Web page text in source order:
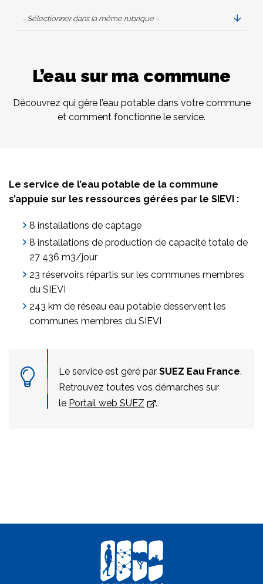
- Sélectionner dans la même rubrique -
L’eau sur ma commune
Découvrez qui gère l’eau potable dans votre commune
et comment fonctionne le service.
Le service de l’eau potable de la commune
s’appuie sur les ressources gérées par le SIEVI :
8 installations de captage
8 installations de production de capacité totale de
27 436 m3/jour
23 réservoirs répartis sur les communes membres
du SIEVI
243 km de réseau eau potable desservent les
communes membres du SIEVI
Le service est géré par SUEZ Eau France.
Retrouvez toutes vos démarches sur
le Portail web SUEZ .